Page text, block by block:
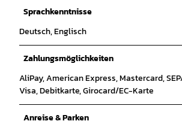
Sprachkenntnisse
Deutsch, Englisch
Zahlungsmöglichkeiten
AliPay, American Express, Mastercard,
Visa, Debitkarte, Girocard/EC-Karte
Anreise & Parken